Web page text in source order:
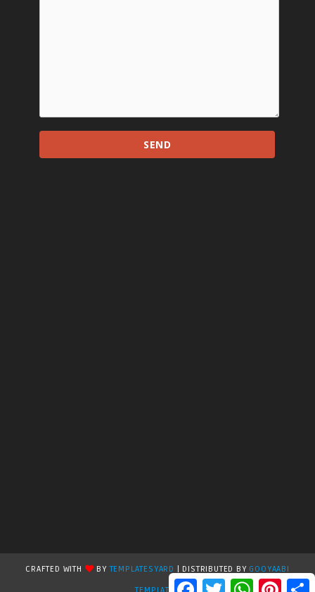
T
W
P
CRAFTED WITH BYTEMPLATESYARD | DISTRIBUTED BY GOOYAABI